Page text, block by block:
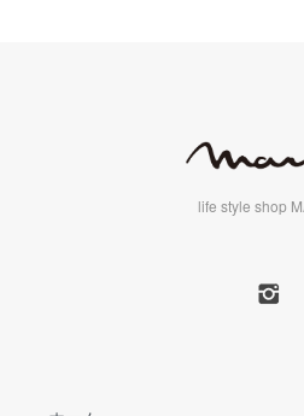
life style shop